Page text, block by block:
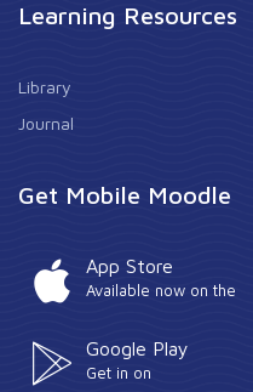
Learning Resources
Library
Journal
Get Mobile Moodle
App Store
Available now on the
Google Play
Get in on